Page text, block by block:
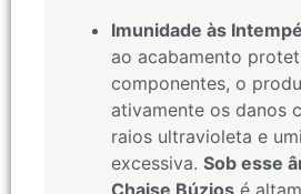
Imunidade às
ao acabamento
componentes, o
ativamente os danos
raios ultravioleta e
excessiva. Sob esse